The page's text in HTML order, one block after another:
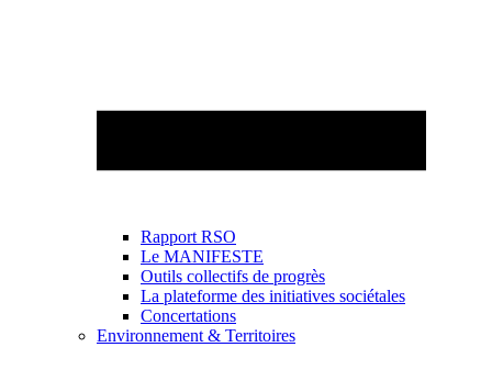
Rapport RSO
Le MANIFESTE
Outils collectifs de progrès
La plateforme des initiatives sociétales
Concertations
Environnement & Territoires